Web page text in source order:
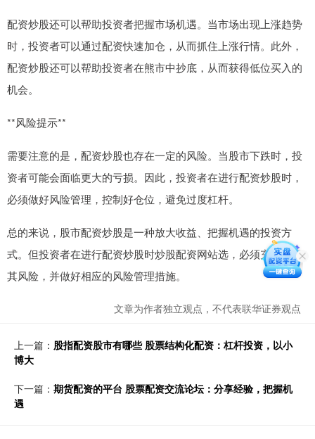
配资炒股还可以帮助投资者把握市场机遇。当市场出现上涨趋势
时，投资者可以通过配资快速加仓，从而抓住上涨行情。此外，
配资炒股还可以帮助投资者在熊市中抄底，从而获得低位买入的
机会。
**风险提示**
需要注意的是，配资炒股也存在一定的风险。当股市下跌时，投
资者可能会面临更大的亏损。因此，投资者在进行配资炒股时，
必须做好风险管理，控制好仓位，避免过度杠杆。
总的来说，股市配资炒股是一种放大收益、把握机遇的投资方
式。但投资者在进行配资炒股时炒股配资网站选，必须充分了解
其风险，并做好相应的风险管理措施。
文章为作者独立观点，不代表联华证券观点
上一篇： 股指配资股市有哪些 股票结构化配资：杠杆投资，以小
博大
下一篇： 期货配资的平台 股票配资交流论坛：分享经验，把握机
遇